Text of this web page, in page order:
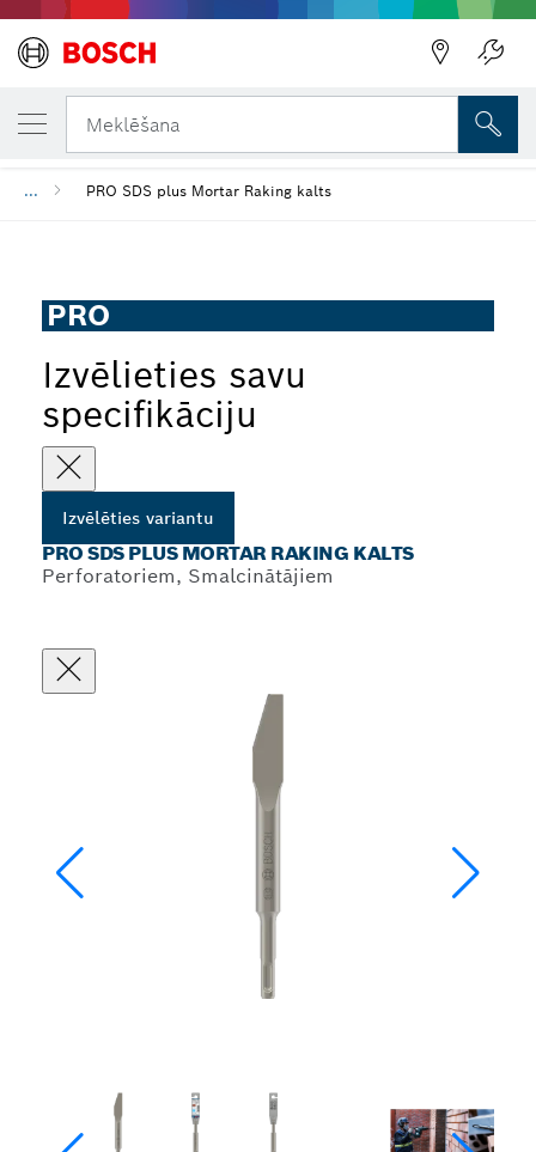
Meklēšana
... PRO SDS plus Mortar Raking kalts
PRO
Izvēlieties savu
specifikāciju
Izvēlēties variantu
PRO SDS PLUS MORTAR RAKING KALTS
Perforatoriem, Smalcinātājiem
JŪSU IZVĒLĒTAIS VARIANTS
PRO SDS plus Mortar Raking kalts